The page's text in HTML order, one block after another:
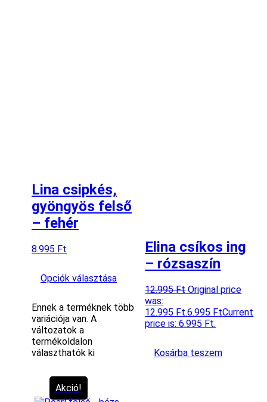
Lina csipkés,
gyöngyös felső
– fehér
8.995 Ft
Opciók választása
Ennek a terméknek több
variációja van. A
változatok a
termékoldalon
választhatók ki
Elina csíkos ing
– rózsaszín
12.995Ft Original price
was:
12.995 Ft.6.995 FtCurrent
price is: 6.995 Ft.
Kosárba teszem
Akció!